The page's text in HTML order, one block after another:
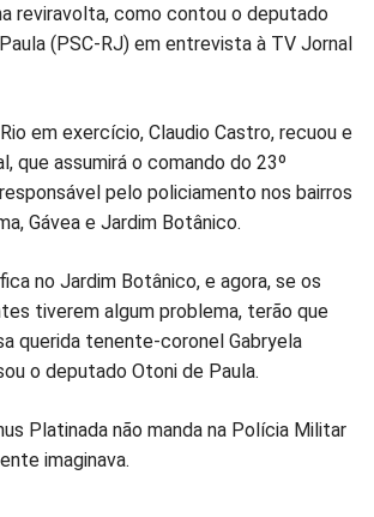
TwitterMessengerTelegramGettr
reviravolta, como contou o deputado
(PSC-RJ) em entrevista à TV Jornal
em exercício, Claudio Castro, recuou e
que assumirá o comando do 23º
pelo policiamento nos bairros
Gávea e Jardim Botânico.
no Jardim Botânico, e agora, se os
tiverem algum problema, terão que
querida tenente-coronel Gabryela
o deputado Otoni de Paula.
Platinada não manda na Polícia Militar
imaginava.